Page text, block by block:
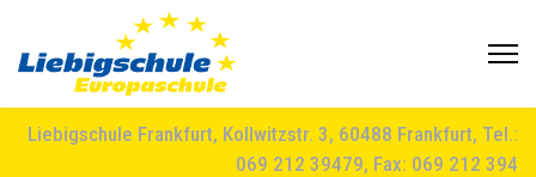
Liebigschule Frankfurt, Kollwitzstr. 3, 60488 Frankfurt, Tel.:
069 212 39479, Fax: 069 212 394